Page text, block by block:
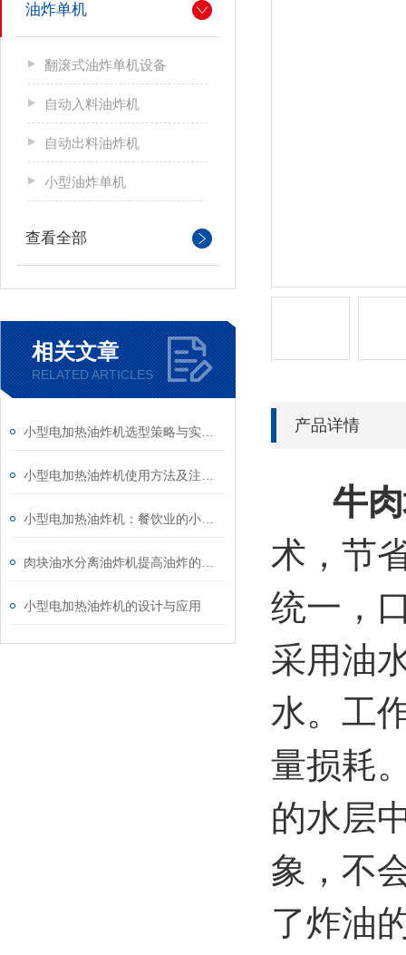
油炸单机
翻滚式油炸单机设备
自动入料油炸机
自动出料油炸机
小型油炸单机
查看全部
相关文章
RELATED ARTICLES
小型电加热油炸机的设计与应用
产品详情
牛
术，节
统一，
采用油
水。工
量损耗
的水层
象，不
了炸油